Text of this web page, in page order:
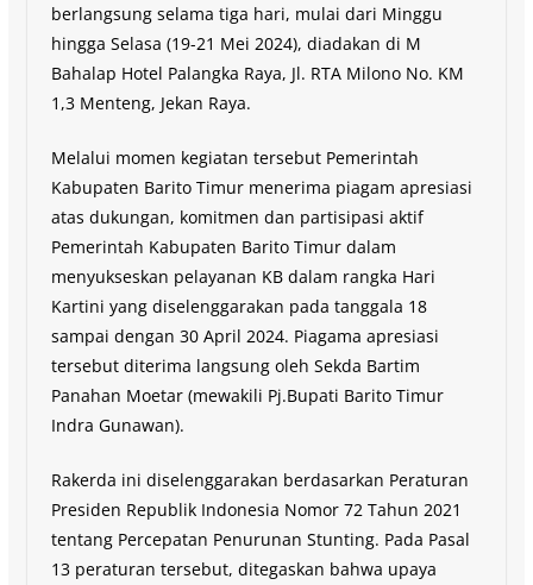
berlangsung selama tiga hari, mulai dari Minggu
hingga Selasa (19-21 Mei 2024), diadakan di M
Bahalap Hotel Palangka Raya, Jl. RTA Milono No. KM
1,3 Menteng, Jekan Raya.
Melalui momen kegiatan tersebut Pemerintah
Kabupaten Barito Timur menerima piagam apresiasi
atas dukungan, komitmen dan partisipasi aktif
Pemerintah Kabupaten Barito Timur dalam
menyukseskan pelayanan KB dalam rangka Hari
Kartini yang diselenggarakan pada tanggala 18
sampai dengan 30 April 2024. Piagama apresiasi
tersebut diterima langsung oleh Sekda Bartim
Panahan Moetar (mewakili Pj.Bupati Barito Timur
Indra Gunawan).
Rakerda ini diselenggarakan berdasarkan Peraturan
Presiden Republik Indonesia Nomor 72 Tahun 2021
tentang Percepatan Penurunan Stunting. Pada Pasal
13 peraturan tersebut, ditegaskan bahwa upaya